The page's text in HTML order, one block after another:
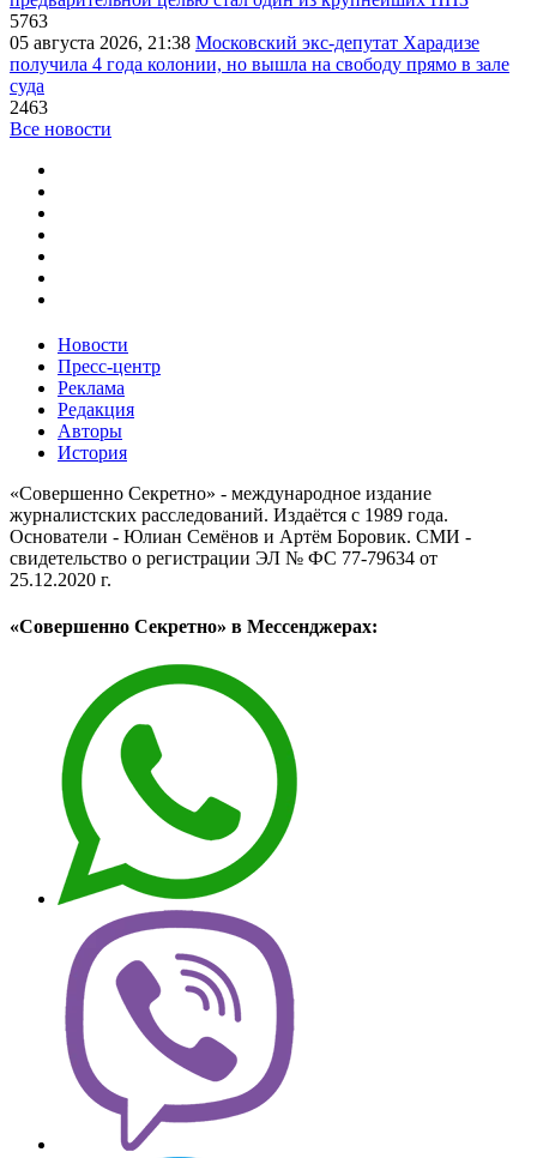
5763
05 августа 2026, 21:38 Московский экс-депутат Харадизе
получила 4 года колонии, но вышла на свободу прямо в зале
суда
2463
Все новости
Новости
Пресс-центр
Реклама
Редакция
Авторы
История
«Совершенно Секретно» - международное издание
журналистских расследований. Издаётся с 1989 года.
Основатели - Юлиан Семёнов и Артём Боровик. CМИ -
свидетельство о регистрации ЭЛ № ФС 77-79634 от
25.12.2020 г.
«Совершенно Секретно» в Мессенджерах: